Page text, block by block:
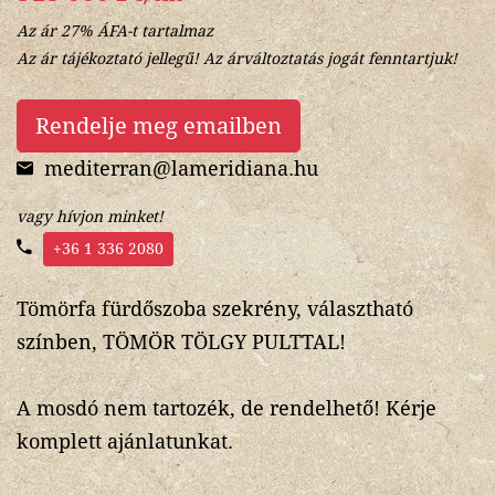
Az ár 27% ÁFA-t tartalmaz
Az ár tájékoztató jellegű! Az árváltoztatás jogát fenntartjuk!
Rendelje meg emailben
mediterran@lameridiana.hu
vagy hívjon minket!
+36 1 336 2080
Tömörfa fürdőszoba szekrény, választható
színben, TÖMÖR TÖLGY PULTTAL!
A mosdó nem tartozék, de rendelhető! Kérje
komplett ajánlatunkat.